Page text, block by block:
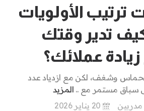
ترتيب الأولويات
تدير وقتك
عملائك؟
وشغف، لكن مع ازدياد عدد
سباق مستمر مع .. المزيد